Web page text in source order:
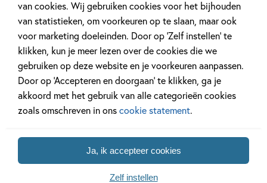
van cookies. Wij gebruiken cookies voor het bijhouden
van statistieken, om voorkeuren op te slaan, maar ook
voor marketing doeleinden. Door op ‘Zelf instellen’ te
klikken, kun je meer lezen over de cookies die we
gebruiken op deze website en je voorkeuren aanpassen.
Door op ‘Accepteren en doorgaan’ te klikken, ga je
akkoord met het gebruik van alle categorieën cookies
zoals omschreven in onscookie statement.
Ja, ik accepteer cookies
Zelf instellen